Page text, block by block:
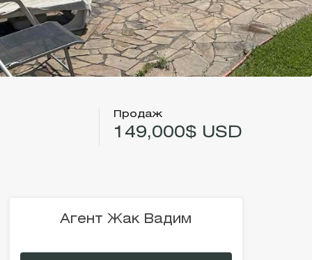
Продаж
149,000$ USD
Агент Жак Вадим